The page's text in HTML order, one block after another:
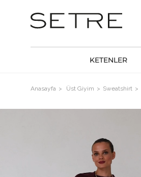
KETENLER
Anasayfa Üst Giyim Sweatshirt